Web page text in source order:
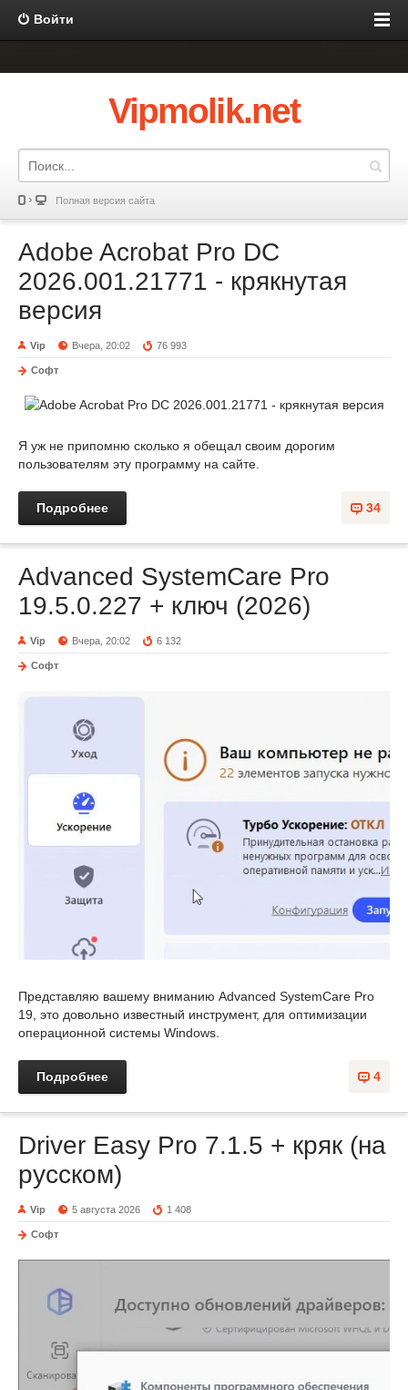
Войти
Vipmolik.net
Полная версия сайта
Adobe Acrobat Pro DC
2026.001.21771 - крякнутая
версия
Vip Вчера, 20:02 76 993
Софт
Я уж не припомню сколько я обещал своим дорогим
пользователям эту программу на сайте.
34
Подробнее
Advanced SystemCare Pro
19.5.0.227 + ключ (2026)
Vip Вчера, 20:02 6 132
Софт
Представляю вашему вниманию Advanced SystemCare Pro
19, это довольно известный инструмент, для оптимизации
операционной системы Windows.
4
Подробнее
Driver Easy Pro 7.1.5 + кряк (на
русском)
Vip 5 августа 2026 1 408
Софт